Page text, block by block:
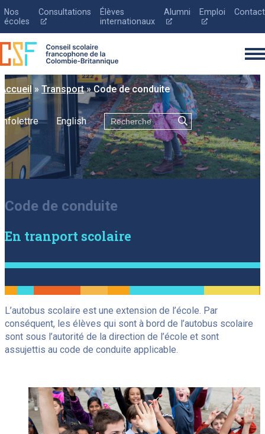
Nos
écoles
Consultations
Ce
dans
une
fenêtre
Élèves
internationaux
Alumni
Ce
fenêtre
Emploi
Ce
fenêtre
Contact
Accueil » Transport»Code de conduite
Infolettre English
Rechercher
English
Le conseil scolaire
Éducation
Consultations
Ce
lien
s'ouvrira
dans
Élèves internationaux
une
nouvelle
fenêtre
s'ouvrira
dans
une
nouvelle
fenêtre
Contact
Infolettre
Code de conduite
En tranport scolaire
L’autobus scolaire est une extension de l’école. Par
conséquent, les élèves qui sont à bord de l’autobus scolaire
sont sous l’autorité de la direction de l’école et sont
assujettis au code de conduite applicable.